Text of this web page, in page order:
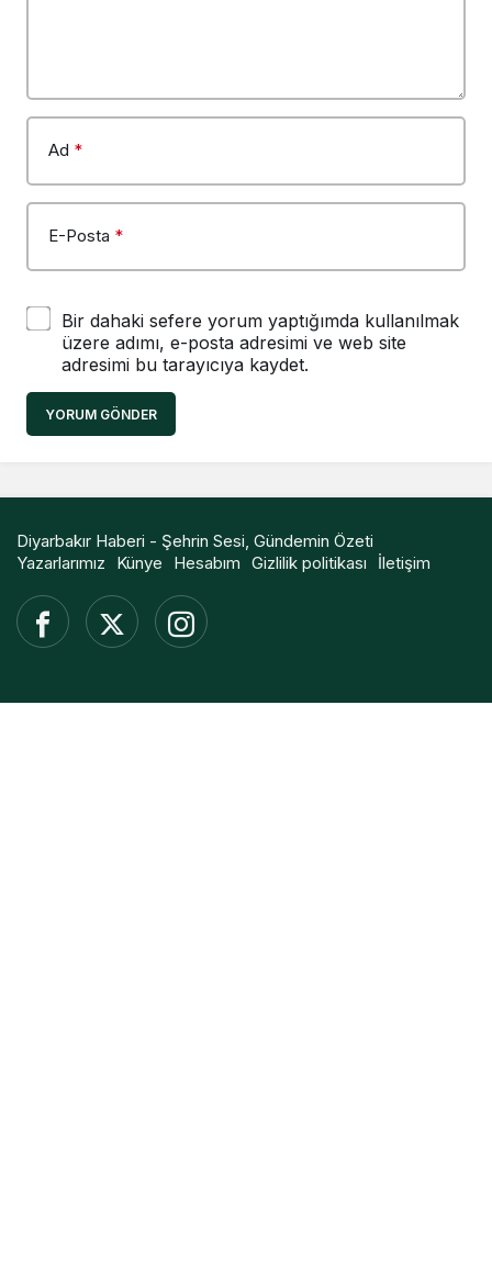
Ad *
E-Posta *
Bir dahaki sefere yorum yaptığımda kullanılmak
üzere adımı, e-posta adresimi ve web site
adresimi bu tarayıcıya kaydet.
YORUM GÖNDER
Diyarbakır Haberi - Şehrin Sesi, Gündemin Özeti
Yazarlarımız
Künye Hesabım Gizlilik politikası İletişim